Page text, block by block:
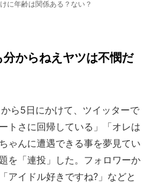
に年齢は関係ある？ない？
分からねえヤツは不憫だ
ら5日にかけて、ツイッターで
トさに回帰している」「オレは
ゃんに遭遇できる事を夢見てい
を「連投」した。フォロワーか
アイドル好きですね?」などと